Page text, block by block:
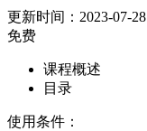
更新时间：2023-07-28
免费
课程概述
目录
使用条件：